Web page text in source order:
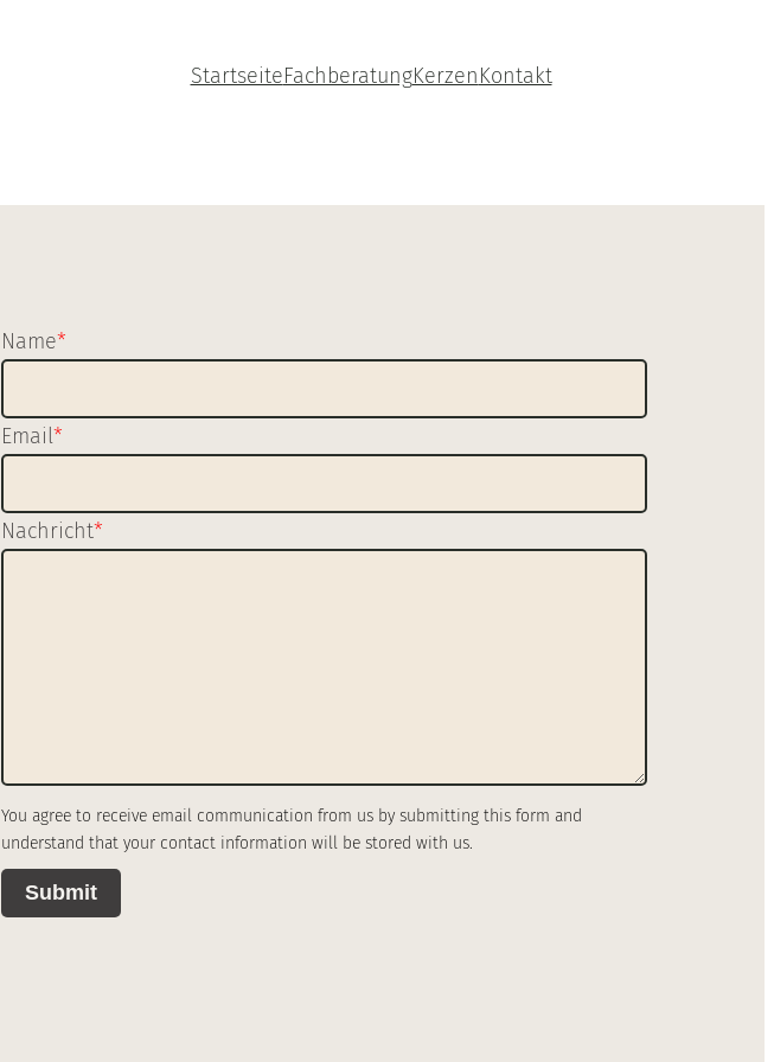
StartseiteFachberatungKerzenKontakt
Name*
Email*
Nachricht*
You agree to receive email communication from us by submitting this form and
understand that your contact information will be stored with us.
Submit